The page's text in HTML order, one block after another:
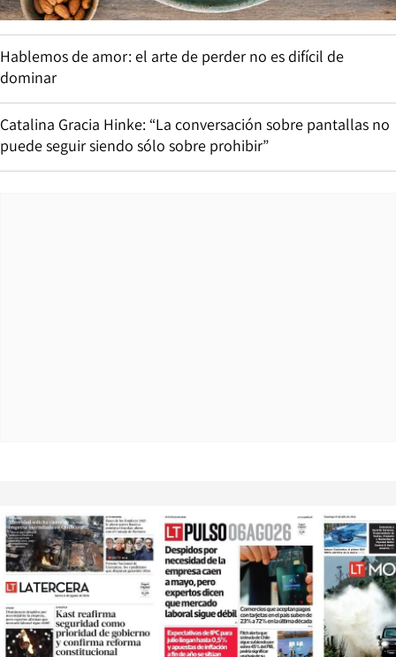
Hablemos de amor: el arte de perder no es difícil de
dominar
Catalina Gracia Hinke: “La conversación sobre pantallas no
puede seguir siendo sólo sobre prohibir”
Opens in new window Opens in